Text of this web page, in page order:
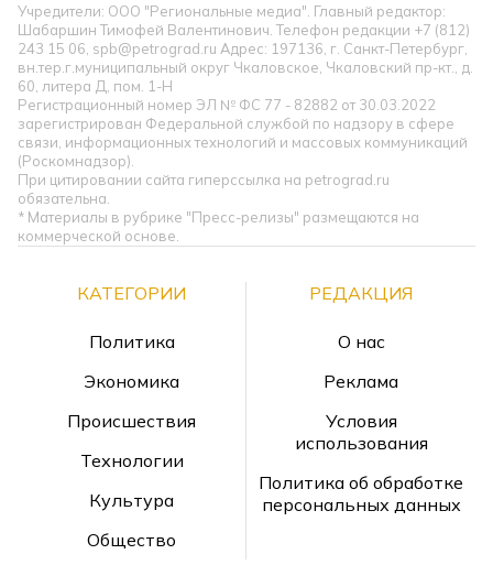
Учредители: ООО "Региональные медиа". Главный редактор:
Шабаршин Тимофей Валентинович. Телефон редакции +7 (812)
243 15 06, spb@petrograd.ru Адрес: 197136, г. Санкт-Петербург,
вн.тер.г.муниципальный округ Чкаловское, Чкаловский пр-кт., д.
60, литера Д, пом. 1-Н
Регистрационный номер ЭЛ № ФС 77 - 82882 от 30.03.2022
зарегистрирован Федеральной службой по надзору в сфере
связи, информационных технологий и массовых коммуникаций
(Роскомнадзор).
При цитировании сайта гиперссылка на petrograd.ru
обязательна.
* Материалы в рубрике "Пресс-релизы" размещаются на
коммерческой основе.
КАТЕГОРИИ
Политика
Экономика
Происшествия
Технологии
Культура
Общество
РЕДАКЦИЯ
О нас
Реклама
Условия
использования
Политика об обработке
персональных данных